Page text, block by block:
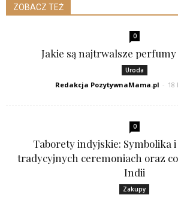
ZOBACZ TEŻ
0
Jakie są najtrwalsze perfumy
Uroda
Redakcja PozytywnaMama.pl - 18
0
Taborety indyjskie: Symbolika
tradycyjnych ceremoniach oraz
Indii
Zakupy